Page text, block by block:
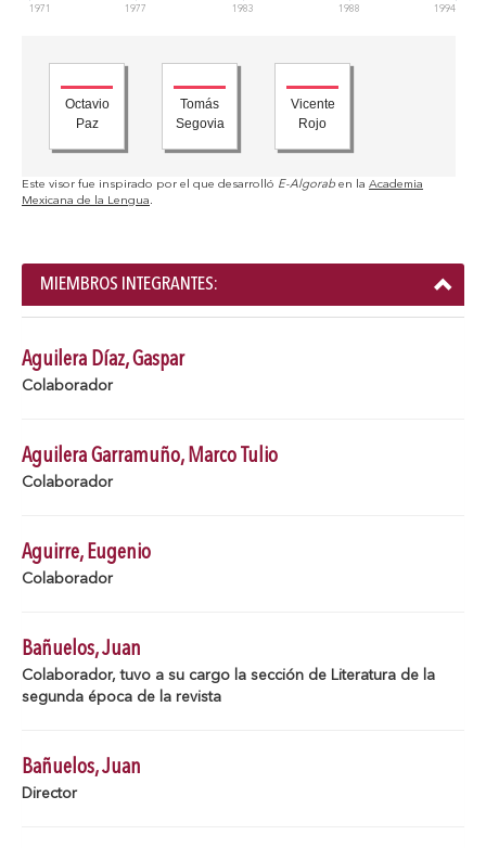
1971 1977 1983 1988 1994
Octavio
Paz
Tomás
Segovia
Vicente
Rojo
Este visor fue inspirado por el que desarrolló E-Algorab en la Academia
Mexicana de la Lengua.
MIEMBROS INTEGRANTES:
Aguilera Díaz, Gaspar
Colaborador
Aguilera Garramuño, Marco Tulio
Colaborador
Aguirre, Eugenio
Colaborador
Bañuelos, Juan
Colaborador, tuvo a su cargo la sección de Literatura de la
segunda época de la revista
Bañuelos, Juan
Director